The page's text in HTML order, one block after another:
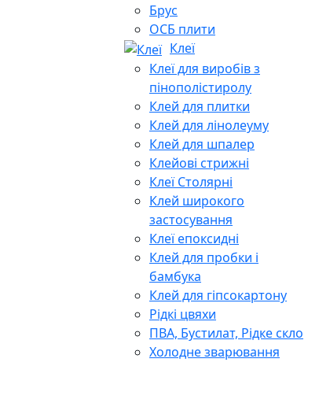
Брус
ОСБ плити
Клеї
Клеї для виробів з
пінополістиролу
Клей для плитки
Клей для лінолеуму
Клей для шпалер
Клейові стрижні
Клеї Столярні
Клей широкого
застосування
Клеї епоксидні
Клей для пробки і
бамбука
Клей для гіпсокартону
Рідкі цвяхи
ПВА, Бустилат, Рідке скло
Холодне зварювання